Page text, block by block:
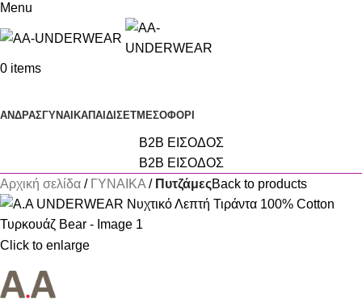
Menu
0 items
ΑΝΔΡΑΣΓΥΝΑΙΚΑΠΑΙΔΙ ΣΕΤΜΕΣΟΦΟΡΙ
B2B ΕΙΣΟΔΟΣ
B2B ΕΙΣΟΔΟΣ
Αρχική σελίδα
ΓΥΝΑΙΚΑ ΠυτζάμεςBack to products
Click to enlarge